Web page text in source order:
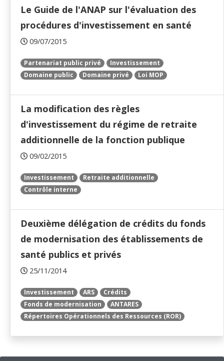
Le Guide de l'ANAP sur l'évaluation des
procédures d'investissement en santé
09/07/2015
Partenariat public privé
Investissement
Domaine public
Domaine privé Loi MOP
La modification des règles
d'investissement du régime de retraite
additionnelle de la fonction publique
09/02/2015
Investissement
Retraite additionnelle
Contrôle interne
Deuxième délégation de crédits du fonds
de modernisation des établissements de
santé publics et privés
25/11/2014
Investissement ARS
Crédits
Fonds de modernisation
ANTARES
Répertoires Opérationnels des Ressources (ROR)